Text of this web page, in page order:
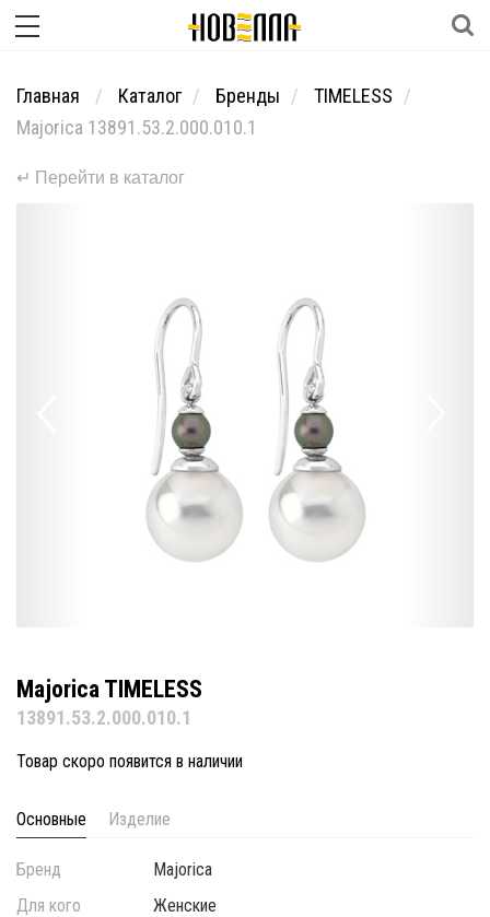
Главная Каталог Бренды
TIMELESS
Majorica 13891.53.2.000.010.1
↵ Перейти в каталог
Majorica TIMELESS
13891.53.2.000.010.1
Товар скоро появится в наличии
Основные Изделие
Бренд
Majorica
Для кого
Женские